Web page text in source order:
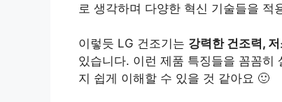
로 생각하며 다양한 혁신 기술들을 적
이렇듯 LG 건조기는 강력한 건조력,
있습니다. 이런 제품 특징들을 꼼꼼히
지 쉽게 이해할 수 있을 것 같아요 🙂